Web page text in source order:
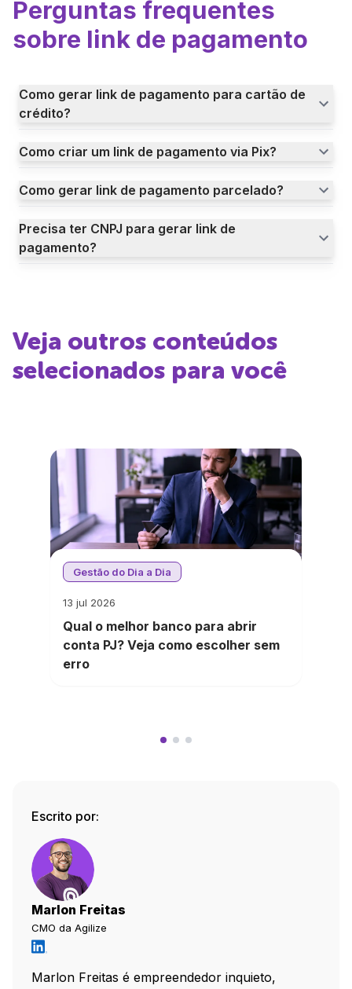
Perguntas frequentes
sobre link de pagamento
Como gerar link de pagamento para cartão de
crédito?
Como criar um link de pagamento via Pix?
Como gerar link de pagamento parcelado?
Precisa ter CNPJ para gerar link de
pagamento?
Veja outros conteúdos
selecionados para você
Gestão do Dia a Dia
13 jul 2026
Qual o melhor banco para abrir
conta PJ? Veja como escolher sem
erro
Escrito por:
Marlon Freitas
CMO da Agilize
Marlon Freitas é empreendedor inquieto,